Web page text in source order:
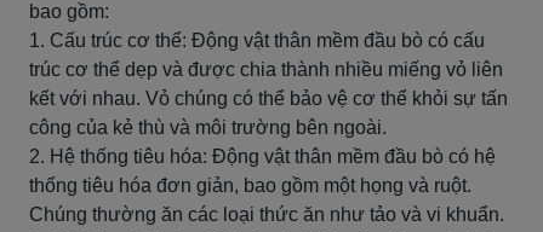
bao gồm:
1. Cấu trúc cơ thể: Động vật thân mềm đầu bò có cấu
trúc cơ thể dẹp và được chia thành nhiều miếng vỏ liên
kết với nhau. Vỏ chúng có thể bảo vệ cơ thể khỏi sự tấn
công của kẻ thù và môi trường bên ngoài.
2. Hệ thống tiêu hóa: Động vật thân mềm đầu bò có hệ
thống tiêu hóa đơn giản, bao gồm một họng và ruột.
Chúng thường ăn các loại thức ăn như tảo và vi khuẩn.